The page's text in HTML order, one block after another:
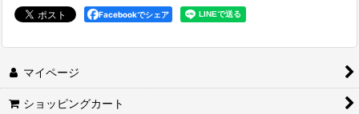
Facebookでシェア
マイページ
ショッピングカート